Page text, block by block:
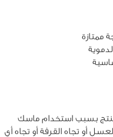
ممتازة
تنتج بسبب استخدام ماسك
أو تجاه القرفة أو تجاه أي